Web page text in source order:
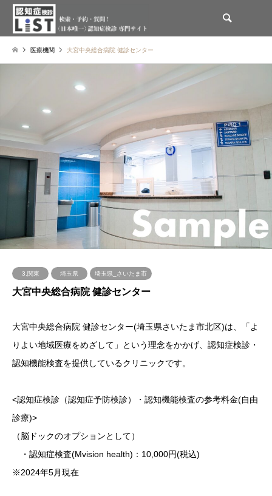
医療機関 大宮中央総合病院 健診センター
3.関東 埼玉県 埼玉県_さいたま市
大宮中央総合病院 健診センター
大宮中央総合病院 健診センター(埼玉県さいたま市北区)は、「よ
りよい地域医療をめざして」という理念をかかげ、認知症検診・
認知機能検査を提供しているクリニックです。
<認知症検診（認知症予防検診）・認知機能検査の参考料金(自由
診療)>
（脳ドックのオプションとして）
・認知症検査(Mvision health)：10,000円(税込)
※2024年5月現在